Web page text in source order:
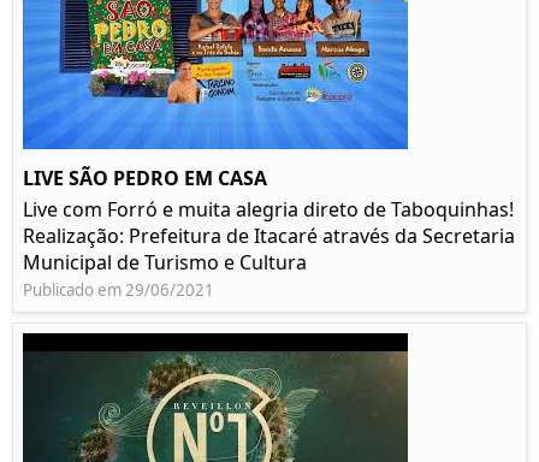
LIVE SÃO PEDRO EM CASA
Live com Forró e muita alegria direto de Taboquinhas!
Realização: Prefeitura de Itacaré através da Secretaria
Municipal de Turismo e Cultura
Publicado em 29/06/2021